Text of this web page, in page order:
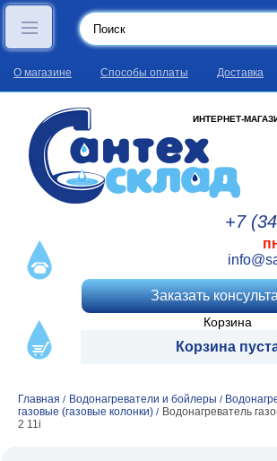
О магазине Способы оплаты Доставка
ИНТЕРНЕТ-
+7
Заказать
Корзина
Корзина
Главная / Водонагреватели и бойлеры /
газовые (газовые колонки) / Водонагреватель
2 11i